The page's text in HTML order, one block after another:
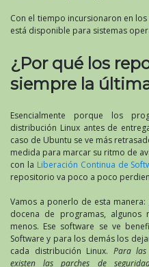
Con el tiempo incursionaron en
está disponible para sistemas
¿Por qué los
siempre la
Esencialmente porque los
distribución Linux antes de
caso de Ubuntu se ve más
medida para marcar su ritmo de
con la Liberación Continua de
repositorio va poco a poco
Vamos a ponerlo de esta
docena de programas, algunos
menos. Ese software se ve
Software y para los demás los
cada distribución Linux. Para las
existen las parches de